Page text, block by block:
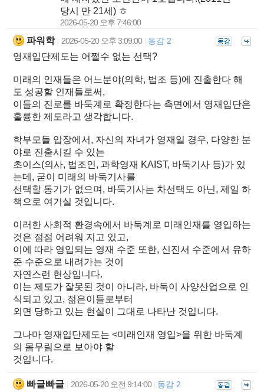
당시 만 21세) ㅎ
2026-05-20 오후 7:46:00
파워학 2026-05-20 오후 3:09:00 동감 2
영재입단제도는 어쩔수 없는 선택?
미래의 인재들은 어느분야(의학, 법조 등)에 진출한다 해
도 성공할 인재들로써,
이들의 진로를 바둑계로 확정한다는 측면에서 영재입단은
훌륭한 제도라고 생각합니다.
학부모들 입장에서, 자신의 자녀가 영재일 경우, 다양한 분
야로 진출시킬 수 있는
초이스(의사, 법조인, 과학영재 KAIST, 바둑기사 등)가 있
는데, 굳이 미래의 바둑기사를
선택할 동기가 없으며, 바둑기사는 차선택도 아닌, 제일 하
책으로 여기실 것입니다.
이러한 사회적 환경속에서 바둑계로 미래인재를 영입하는
것은 점점 어려워 지고 있고,
이에 따라 영입되는 영재 수준 또한, 신진서 수준에서 유하
준 수준으로 내려가는 것이
자연스런 현상입니다.
이는 제도가 잘못된 것이 아니라, 바둑이 사양산업으로 인
식되고 있고, 젊은이들로부터
외면 당하고 있는 현실이 그대로 나타난 것입니다.
그나마 영재입단제도는 <미래인재 영입>을 위한 바둑계
의 몸무림으로 보아야 할
것입니다.
빠글빠글 2026-05-20 오전 9:14:00 동감 2